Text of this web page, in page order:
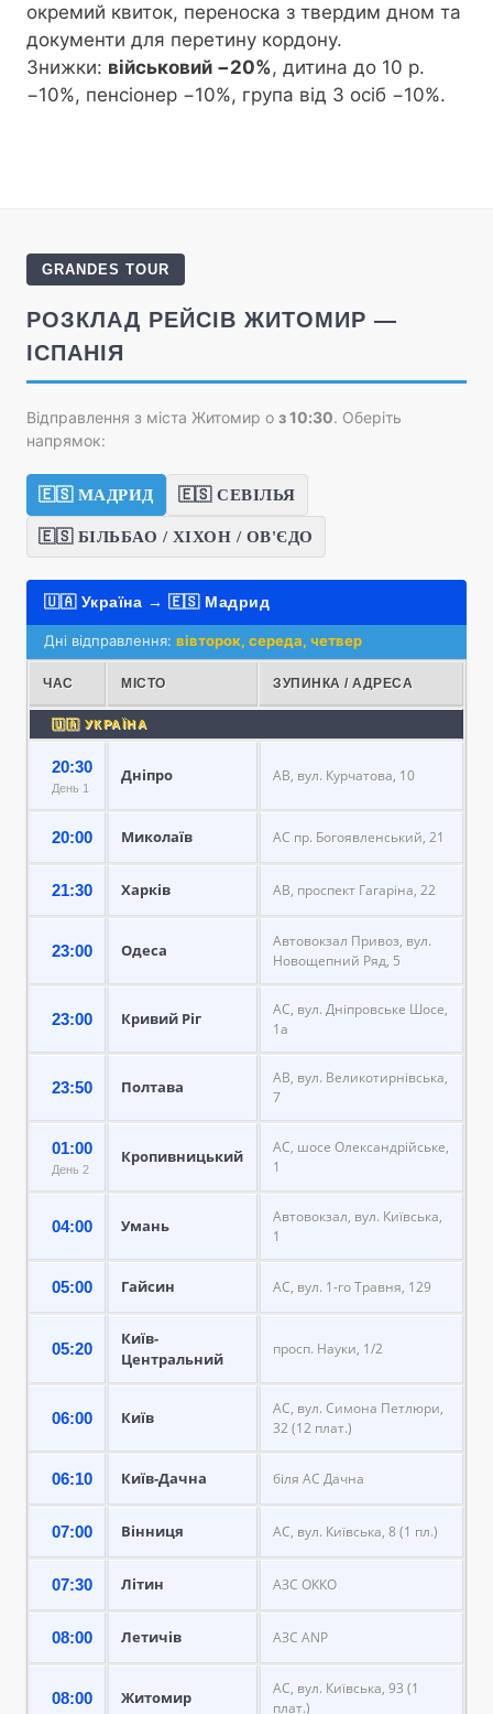
окремий квиток, переноска з твердим дном та
документи для перетину кордону.
Знижки: військовий −20%, дитина до 10 р.
−10%, пенсіонер −10%, група від 3 осіб −10%.
GRANDES TOUR
РОЗКЛАД РЕЙСІВ ЖИТОМИР —
ІСПАНІЯ
Відправлення з міста Житомир о з 10:30. Оберіть
напрямок:
🇪🇸 МАДРИД 🇪🇸 СЕВІЛЬЯ
🇪🇸 БІЛЬБАО / ХІХОН / ОВ'ЄДО
🇺🇦 Україна → 🇪🇸 Мадрид
Дні відправлення: вівторок, середа, четвер
ЧАС МІСТО ЗУПИНКА / АДРЕСА
🇺🇦 УКРАЇНА
20:30
День 1
Дніпро АВ, вул. Курчатова, 10
20:00 Миколаїв АС пр. Богоявленський, 21
21:30 Харків АВ, проспект Гагаріна, 22
23:00 Одеса
Автовокзал Привоз, вул.
Новощепний Ряд, 5
23:00 Кривий Ріг
АС, вул. Дніпровське Шосе,
1а
23:50 Полтава
АВ, вул. Великотирнівська,
7
01:00
День 2
Кропивницький
АС, шосе Олександрійське,
1
04:00 Умань
Автовокзал, вул. Київська,
1
05:00 Гайсин АС, вул. 1-го Травня, 129
05:20
Київ-
Центральний
просп. Науки, 1/2
06:00 Київ
АС, вул. Симона Петлюри,
32 (12 плат.)
06:10 Київ-Дачна біля АС Дачна
07:00 Вінниця АС, вул. Київська, 8 (1 пл.)
07:30 Літин АЗС ОККО
08:00 Летичів АЗС ANP
08:00 Житомир
АС, вул. Київська, 93 (1
плат.)